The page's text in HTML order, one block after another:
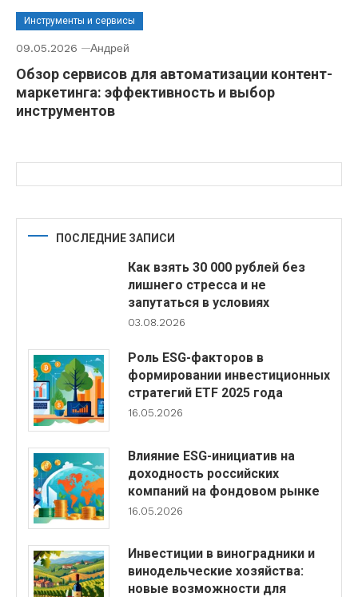
Инструменты и сервисы
09.05.2026 Андрей
Обзор сервисов для автоматизации контент-
маркетинга: эффективность и выбор
инструментов
ПОСЛЕДНИЕ ЗАПИСИ
Как взять 30 000 рублей без
лишнего стресса и не
запутаться в условиях
03.08.2026
Роль ESG-факторов в
формировании инвестиционных
стратегий ETF 2025 года
16.05.2026
Влияние ESG-инициатив на
доходность российских
компаний на фондовом рынке
16.05.2026
Инвестиции в виноградники и
винодельческие хозяйства:
новые возможности для